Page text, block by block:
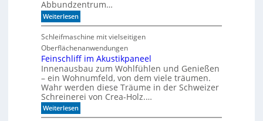
s
i
c
h
C
N
C
-
T
e
c
h
n
i
Abbundzentrum…
Weiterlesen:
V
r
f
e
r
t
i
g
u
g
Schleifmaschine mit vielseitigen
Oberflächenanwendungen
Feinschliff im Akustikpaneel
Innenausbau zum Wohlfühlen und Genießen
– ein Wohnumfeld, von dem viele träumen.
Wahr werden diese Träume in der Schweizer
Schreinerei von Crea-Holz.…
Weiterlesen:
F